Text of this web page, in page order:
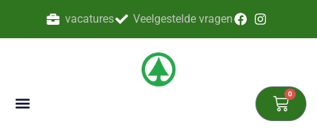
vacatures Veelgestelde vragen
0